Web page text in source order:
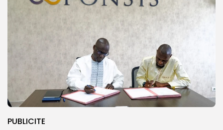
PUBLICITE